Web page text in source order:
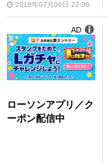
2018年07月06日 22:00
ローソンアプリ／ク
ーポン配信中
AD